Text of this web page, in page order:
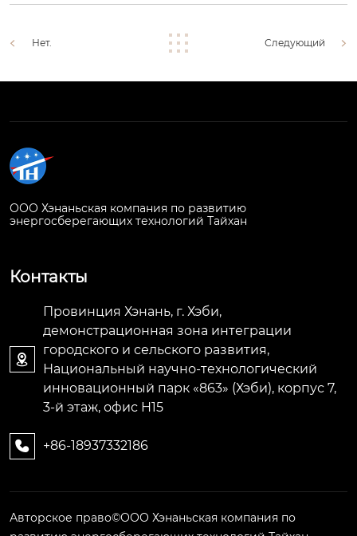
Нет. Следующий
ООО Хэнаньская компания по развитию
энергосберегающих технологий Тайхан
Контакты

Провинция Хэнань, г. Хэби,
демонстрационная зона интеграции
городского и сельского развития,
Национальный научно-технологический
инновационный парк «863» (Хэби), корпус 7,
3-й этаж, офис H15
 +86-18937332186
Авторское право©ООО Хэнаньская компания по